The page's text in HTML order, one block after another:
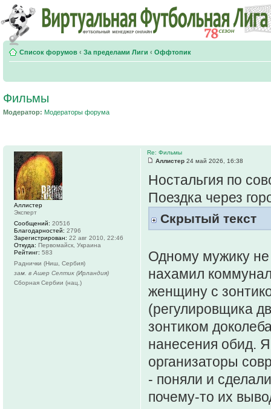
Список форумов ‹ За пределами Лиги ‹ Оффтопик
Фильмы
Модератор: Модераторы форума
Re: Фильмы
Аллистер 24 май 2026, 16:38
Ностальгия по
Поездка через
Скрытый текст
Одному мужику не
нахамил
женщину с
(регулировщика
зонтиком
нанесения обид.
организаторы
- поняли и
почему-то их
Аллистер
Эксперт
Сообщений: 20516
Благодарностей: 2796
Зарегистрирован: 22 авг 2010, 22:46
Откуда: Первомайск, Украина
Рейтинг: 583
Раднички (Ниш, Сербия)
зам. в Ашер Селтик (Ирландия)
Сборная Сербии (нац.)